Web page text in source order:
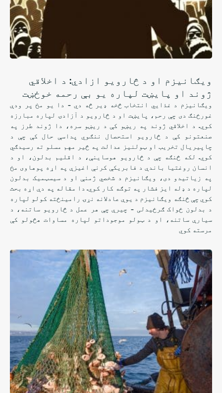
ویګانیزم او د څارویو ازادي: د اخلاقي
ژوند او پایښت لپاره یو بې رحمه خوځښت
ویګانیزم د غذايي انتخاب څخه ډیر څه دي - دا یو مخ پر ودې
غورځنګ دی چې رحم، پایښت او د څارویو د آزادۍ لپاره مبارزه
کوي. د اخلاقي ژوند په ریښو کې د ریښو سره، دا ژوند طرز په
صنعتونو کې د څارویو استحصال ننګوي پداسې حال کې چې د
چاپیریال تخریب او ټولنیز عدالت په څیر مهم مسلو ته رسیدګي
کوي. لکه څنګه چې د څارویو هوساینې، د اقلیم بدلون، او د
انسان روغتیا باندې د فابریکې کرنې اغیزې په اړه پوهاوی مخ
په زیاتیدو دی، ویګانیزم د شخصي ژمنې او د سیسټمیک بدلون
لپاره د ډله ایز فشار په توګه کار کوي. دا مقاله په دې اړه بحث
کوي چې څنګه ویګانیزم د یوې عادلانه نړۍ رامینځته کولو لپاره
د بدلون ځواک ګرځیدلی - چیرې چې هر عمل د څارویو ساتنه، د
سیارې ساتنه، او د ټولو موجوداتو لپاره مساوات هڅولو کې
مرسته کوي